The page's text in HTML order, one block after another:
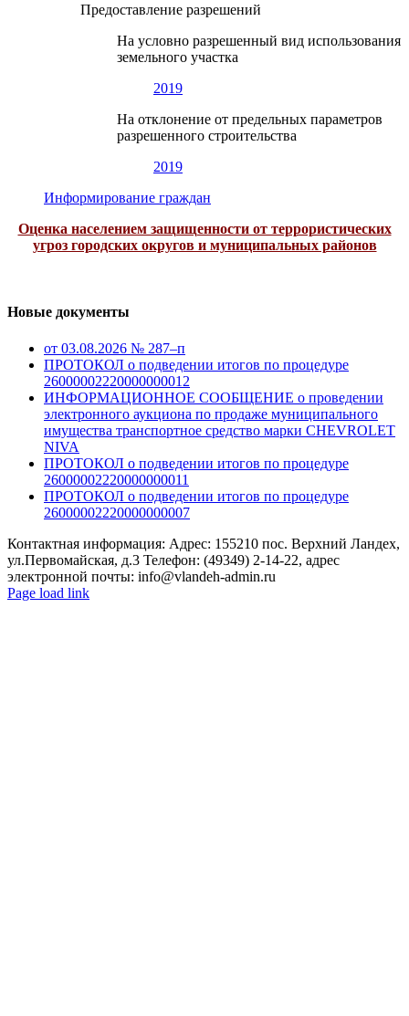
Предоставление разрешений
На условно разрешенный вид использования
земельного участка
2019
На отклонение от предельных параметров
разрешенного строительства
2019
Информирование граждан
Оценка населением защищенности от террористических
угроз городских округов и муниципальных районов
Новые документы
от 03.08.2026 № 287–п
ПРОТОКОЛ о подведении итогов по процедуре
26000002220000000012
ИНФОРМАЦИОННОЕ СООБЩЕНИЕ о проведении
электронного аукциона по продаже муниципального
имущества транспортное средство марки CHEVROLET
NIVA
ПРОТОКОЛ о подведении итогов по процедуре
26000002220000000011
ПРОТОКОЛ о подведении итогов по процедуре
26000002220000000007
Контактная информация: Адрес: 155210 пос. Верхний Ландех,
ул.Первомайская, д.3 Телефон: (49349) 2-14-22, адрес
электронной почты: info@vlandeh-admin.ru
Page load link